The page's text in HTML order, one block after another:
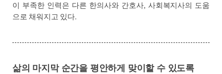
이 부족한 인력은 다른 한의사와 간호사, 사회복지사의 도움
으로 채워지고 있다.
삶의 마지막 순간을 평안하게 맞이할 수 있도록